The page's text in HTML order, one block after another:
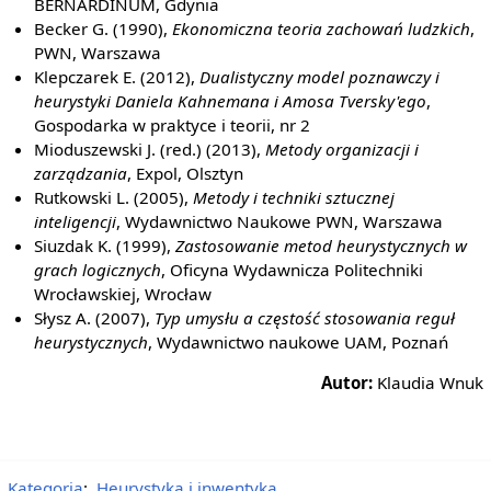
Becker G. (1990), Ekonomiczna teoria zachowań ludzkich,
PWN, Warszawa
Klepczarek E. (2012), Dualistyczny model poznawczy i
heurystyki Daniela Kahnemana i Amosa Tversky'ego,
Gospodarka w praktyce i teorii, nr 2
Mioduszewski J. (red.) (2013), Metody organizacji i
zarządzania, Expol, Olsztyn
Rutkowski L. (2005), Metody i techniki sztucznej
inteligencji, Wydawnictwo Naukowe PWN, Warszawa
Siuzdak K. (1999),Zastosowanie metod heurystycznych w
grach logicznych, Oficyna Wydawnicza Politechniki
Wrocławskiej, Wrocław
Słysz A. (2007), Typ umysłu a częstość stosowania reguł
heurystycznych, Wydawnictwo naukowe UAM, Poznań
Autor: Klaudia Wnuk